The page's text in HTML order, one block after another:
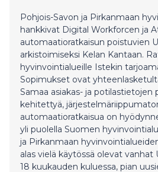
Pohjois-Savon ja Pirkanmaan
hankkivat Digital Workforcen ja
automaatioratkaisun poistuvien
arkistoimiseksi Kelan Kantaan.
hyvinvointialueille Istekin
Sopimukset ovat
Samaa asiakas- ja potilastietojen
kehitettyä,
automaatioratkaisua on
yli puolella Suomen
ja Pirkanmaan
alas vielä käytössä olevat vanhat
18 kuukauden kuluessa, pian